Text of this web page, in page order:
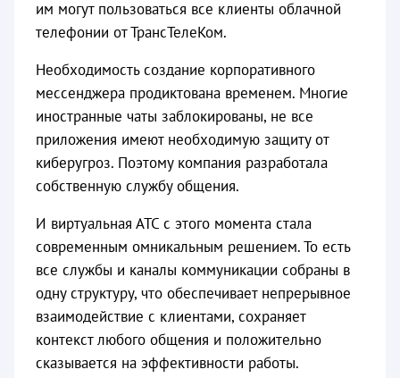
им могут пользоваться все клиенты облачной
телефонии от ТрансТелеКом.
Необходимость создание корпоративного
мессенджера продиктована временем. Многие
иностранные чаты заблокированы, не все
приложения имеют необходимую защиту от
киберугроз. Поэтому компания разработала
собственную службу общения.
И виртуальная АТС с этого момента стала
современным омникальным решением. То есть
все службы и каналы коммуникации собраны в
одну структуру, что обеспечивает непрерывное
взаимодействие с клиентами, сохраняет
контекст любого общения и положительно
сказывается на эффективности работы.